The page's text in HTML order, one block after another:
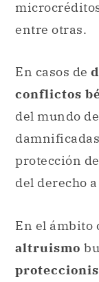
entre otras.
En casos de
conflictos
del mundo
damnificadas
protección
del derecho
En el ámbito
altruismo